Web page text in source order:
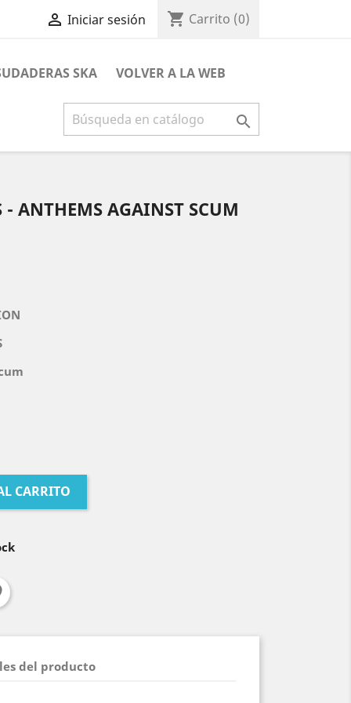
 Iniciar sesión shopping_cart Carrito (0)
SKA VOLVER A LA WEB

- ANTHEMS AGAINST SCUM
CARRITO
del producto